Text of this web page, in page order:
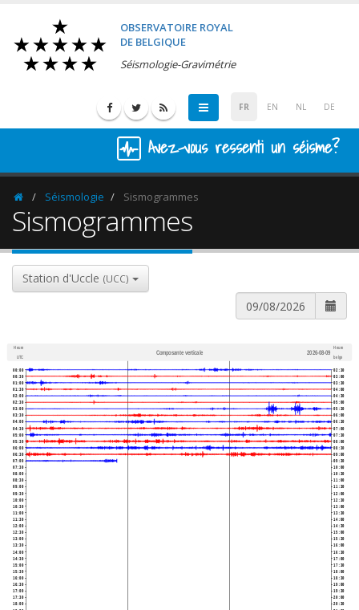
OBSERVATOIRE ROYAL
DE BELGIQUE
Séismologie-Gravimétrie
FR EN NL DE
Avez-vous ressenti un séisme?
HomepageSéismologie Sismogrammes
Sismogrammes
Station d'Uccle (UCC)
Heure
UTC
Composante verticale 2026-08-09
Heure
belge
00:00
00:30
01:00
01:30
02:00
02:30
03:00
03:30
04:00
04:30
05:00
05:30
06:00
06:30
07:00
07:30
08:00
08:30
09:00
09:30
10:00
10:30
11:00
11:30
12:00
12:30
13:00
13:30
14:00
14:30
15:00
15:30
16:00
16:30
17:00
17:30
18:00
02:30
03:00
03:30
04:00
04:30
05:00
05:30
06:00
06:30
07:00
07:30
08:00
08:30
09:00
09:30
10:00
10:30
11:00
11:30
12:00
12:30
13:00
13:30
14:00
14:30
15:00
15:30
16:00
16:30
17:00
17:30
18:00
18:30
19:00
19:30
20:00
20:30